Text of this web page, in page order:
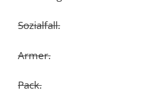
Sozialfall.
Armer.
Pack.